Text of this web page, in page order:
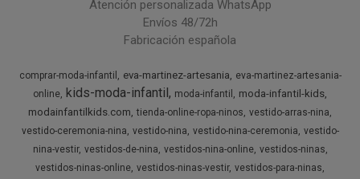
Atención personalizada WhatsApp
Envíos 48/72h
Fabricación española
comprar-moda-infantil eva-martinez-artesania
eva-martinez-artesania-
online kids-moda-infantil moda-infantil
moda-infantil-kids
modainfantilkids.com tienda-online-ropa-ninos vestido-arras-nina
vestido-ceremonia-nina vestido-nina vestido-nina-ceremonia vestido-
nina-vestir vestidos-de-nina vestidos-nina-online vestidos-ninas
vestidos-ninas-online vestidos-ninas-vestir vestidos-para-ninas